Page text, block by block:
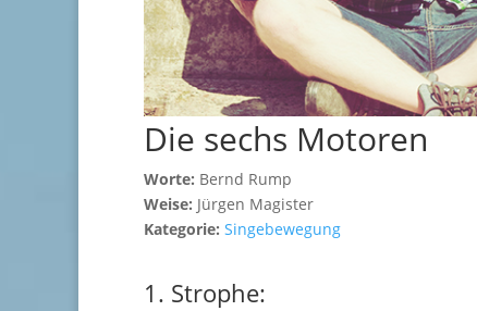
Die sechs Motoren
Worte: Bernd Rump
Weise: Jürgen Magister
Kategorie: Singebewegung
1. Strophe: